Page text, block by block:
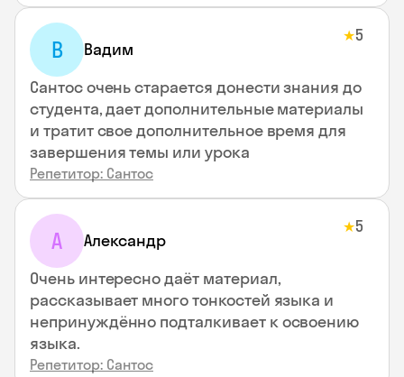
В Вадим
★5
Сантос очень старается донести знания до
студента, дает дополнительные материалы
и тратит свое дополнительное время для
завершения темы или урока
Репетитор: Сантос
А Александр
★5
Очень интересно даёт материал,
рассказывает много тонкостей языка и
непринуждённо подталкивает к освоению
языка.
Репетитор: Сантос